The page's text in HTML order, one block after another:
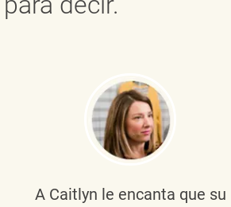
A Caitlyn le encanta que su